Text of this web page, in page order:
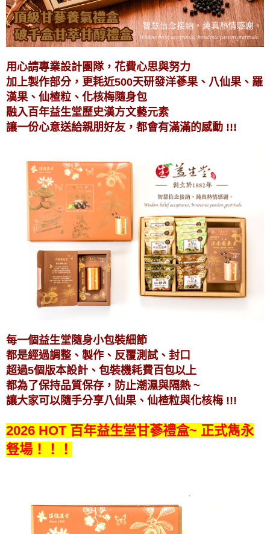
用心請專業設計團隊，花費心思與努力
加上製作部分，更耗近500天研發洋蔘果、八仙果、羅
漢果、仙楂粒、化核梅隨身包
融入百年益生堂歷史漢方文藝元素
讓一份心意送給親朋好友，都會有滿滿的感動 !!!
每一個益生堂隨身小包裝細節
都是經過調整、製作、反覆測試、封口
超過5個版本設計、包裝機耗費百包以上
都為了保持品質保存，防止潮濕與隔熱 ~
讓大家可以隨手分享八仙果、仙楂粒與化核梅 !!!
2026 HOT 百年益生堂甘蔘禮盒~ 正式雋永
豋場！！！